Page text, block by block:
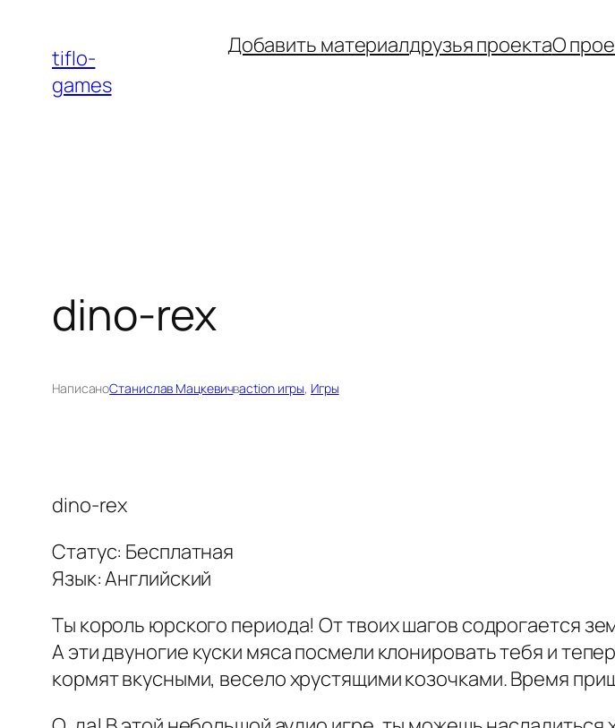
содержимому
tiflo-
games
Добавить материалдрузья проектаО
dino-rex
НаписаноСтанислав Мацкевичвaction игры, Игры
dino-rex
Статус: Бесплатная
Язык: Английский
Ты король юрского периода! От твоих шагов содрогается
А эти двуногие куски мяса посмели клонировать тебя и
кормят вкусными, весело хрустящими козочками. Время